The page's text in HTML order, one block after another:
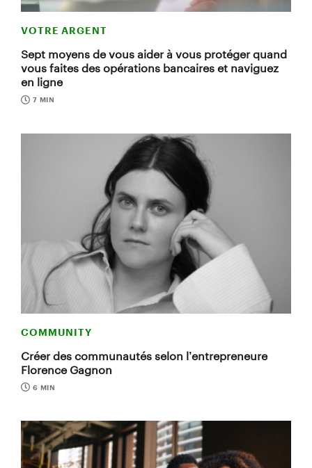
VOTRE ARGENT
Sept moyens de vous aider à vous protéger quand
vous faites des opérations bancaires et naviguez
en ligne
7 MIN
COMMUNITY
Créer des communautés selon l’entrepreneure
Florence Gagnon
6 MIN